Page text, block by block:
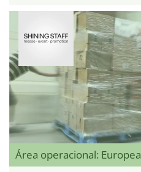
Área operacional: Europea